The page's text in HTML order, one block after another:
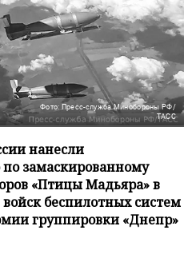
Фото: Пресс-служба Минобороны РФ/
ТАСС
нанесли
замаскированному
«Птицы Мадьяра» в
беспилотных систем
группировки «Днепр»